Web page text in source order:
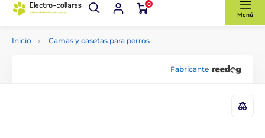
0
Menú
Inicio Camas y casetas para perros
Fabricante